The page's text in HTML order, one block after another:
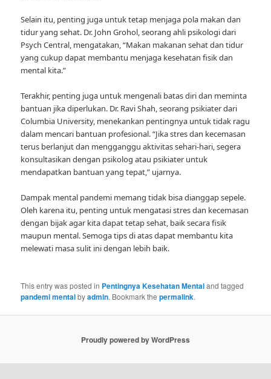
Selain itu, penting juga untuk tetap menjaga pola makan dan
tidur yang sehat. Dr. John Grohol, seorang ahli psikologi dari
Psych Central, mengatakan, “Makan makanan sehat dan tidur
yang cukup dapat membantu menjaga kesehatan fisik dan
mental kita.”
Terakhir, penting juga untuk mengenali batas diri dan meminta
bantuan jika diperlukan. Dr. Ravi Shah, seorang psikiater dari
Columbia University, menekankan pentingnya untuk tidak ragu
dalam mencari bantuan profesional. “Jika stres dan kecemasan
terus berlanjut dan mengganggu aktivitas sehari-hari, segera
konsultasikan dengan psikolog atau psikiater untuk
mendapatkan bantuan yang tepat,” ujarnya.
Dampak mental pandemi memang tidak bisa dianggap sepele.
Oleh karena itu, penting untuk mengatasi stres dan kecemasan
dengan bijak agar kita dapat tetap sehat, baik secara fisik
maupun mental. Semoga tips di atas dapat membantu kita
melewati masa sulit ini dengan lebih baik.
This entry was posted in Pentingnya Kesehatan Mentaland tagged
pandemi mentalbyadmin. Bookmark thepermalink.
Proudly powered by WordPress